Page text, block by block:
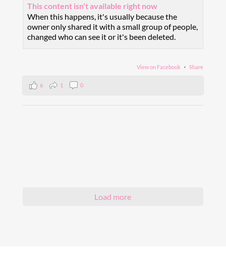
This content isn't available right now
When this happens, it's usually because the
owner only shared it with a small group of people,
changed who can see it or it's been deleted.
View on Facebook · Share
6 1 0
Load more